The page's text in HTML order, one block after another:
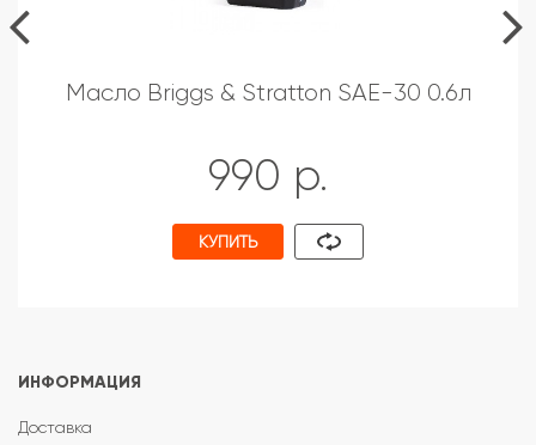
Масло Briggs & Stratton SAE-30 0.6л
990 р.
КУПИТЬ
ИНФОРМАЦИЯ
Доставка